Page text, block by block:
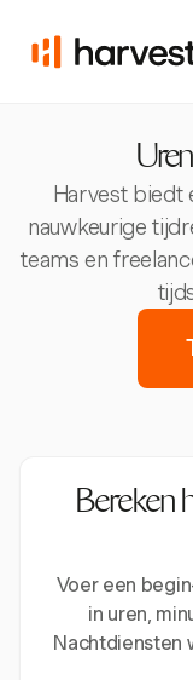
Harvest biedt
nauwkeurige
teams en
Bereken
Voer een
in uren,
Nachtdiensten